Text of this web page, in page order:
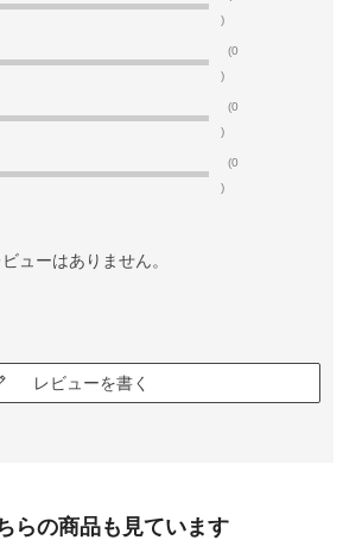
)
(0
)
(0
)
(0
)
ビューはありません。
レビューを書く
らの商品も見ています